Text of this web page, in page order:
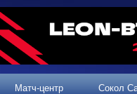
Матч-центр Сокол